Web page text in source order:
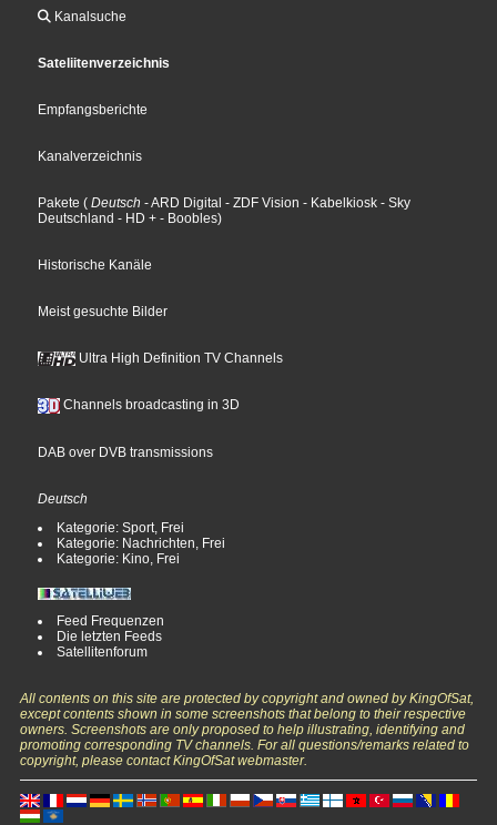
Kanalsuche
Sateliitenverzeichnis
Empfangsberichte
Kanalverzeichnis
Pakete ( Deutsch - ARD Digital - ZDF Vision - Kabelkiosk - Sky
Deutschland - HD + - Boobles)
Historische Kanäle
Meist gesuchte Bilder
Ultra High Definition TV Channels
Channels broadcasting in 3D
DAB over DVB transmissions
Deutsch
Kategorie: Sport, Frei
Kategorie: Nachrichten, Frei
Kategorie: Kino, Frei
Feed Frequenzen
Die letzten Feeds
Satellitenforum
All contents on this site are protected by copyright and owned by KingOfSat,
except contents shown in some screenshots that belong to their respective
owners. Screenshots are only proposed to help illustrating, identifying and
promoting corresponding TV channels. For all questions/remarks related to
copyright, please contact KingOfSat webmaster.